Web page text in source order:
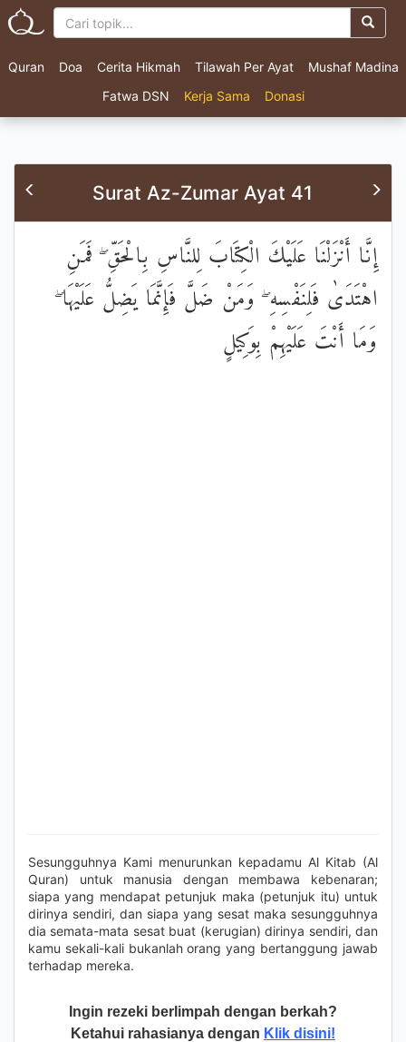
Quran Doa Cerita Hikmah Tilawah Per Ayat
Mushaf Madina
Fatwa DSN
Kerja Sama Donasi
Surat Az-Zumar Ayat 41
إِنَّا أَنْزَلْنَا عَلَيْكَ الْكِتَابَ لِلنَّاسِ بِالْحَقِّ ۖ فَمَنِ
اهْتَدَىٰ فَلِنَفْسِهِ ۖ وَمَنْ ضَلَّ فَإِنَّمَا يَضِلُّ عَلَيْهَا ۖ
وَمَا أَنْتَ عَلَيْهِمْ بِوَكِيلٍ
Sesungguhnya Kami menurunkan kepadamu Al Kitab (Al
Quran) untuk manusia dengan membawa kebenaran;
siapa yang mendapat petunjuk maka (petunjuk itu) untuk
dirinya sendiri, dan siapa yang sesat maka sesungguhnya
dia semata-mata sesat buat (kerugian) dirinya sendiri, dan
kamu sekali-kali bukanlah orang yang bertanggung jawab
terhadap mereka.
Ingin rezeki berlimpah dengan berkah?
Ketahui rahasianya dengan Klik disini!